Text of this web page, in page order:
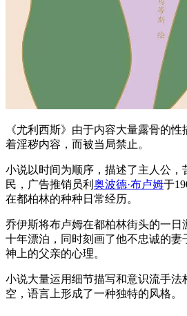
《尤利西斯》由于内容大量露骨的
着淫秽内容，而被当局禁止。
小说以时间为顺序，描述了主人公，
民，广告推销员利 奥波德·布卢姆于
在都柏林的种种日常经历。
乔伊斯将布卢姆在都柏林街头的一日
十年漂泊，同时刻画了他不忠诚的妻
神上的父亲的心理。
小说大量运用细节描写和意识流手法
空，语言上形成了一种独特的风格。